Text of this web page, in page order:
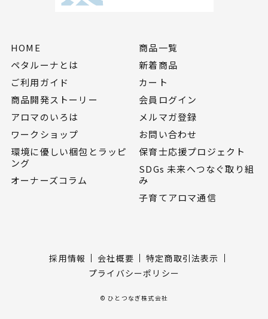
HOME
ペタルーナとは
ご利用ガイド
商品開発ストーリー
アロマのいろは
ワークショップ
環境に優しい梱包とラッピ
ング
オーナーズコラム
商品一覧
新着商品
カート
会員ログイン
メルマガ登録
お問い合わせ
保育士応援プロジェクト
SDGs 未来へつなぐ取り組
み
子育てアロマ通信
採用情報 会社概要
特定商取引法表示
プライバシーポリシー
© ひとつなぎ株式会社